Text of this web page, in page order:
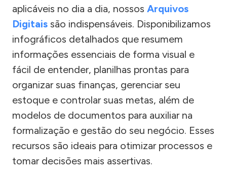
aplicáveis no dia a dia, nossos Arquivos
Digitais são indispensáveis. Disponibilizamos
infográficos detalhados que resumem
informações essenciais de forma visual e
fácil de entender, planilhas prontas para
organizar suas finanças, gerenciar seu
estoque e controlar suas metas, além de
modelos de documentos para auxiliar na
formalização e gestão do seu negócio. Esses
recursos são ideais para otimizar processos e
tomar decisões mais assertivas.